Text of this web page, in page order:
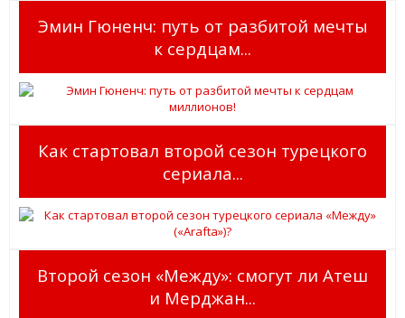
Эмин Гюненч: путь от разбитой мечты
к сердцам...
Как стартовал второй сезон турецкого
сериала...
Второй сезон «Между»: смогут ли Атеш
и Мерджан...